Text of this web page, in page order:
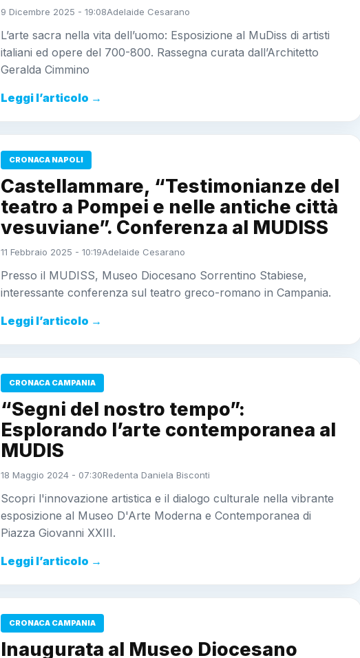
9 Dicembre 2025 - 19:08Adelaide Cesarano
L’arte sacra nella vita dell’uomo: Esposizione al MuDiss di artisti
italiani ed opere del 700-800. Rassegna curata dall’Architetto
Geralda Cimmino
Leggi l’articolo →
CRONACA NAPOLI
Castellammare, “Testimonianze del
teatro a Pompei e nelle antiche città
vesuviane”. Conferenza al MUDISS
11 Febbraio 2025 - 10:19Adelaide Cesarano
Presso il MUDISS, Museo Diocesano Sorrentino Stabiese,
interessante conferenza sul teatro greco-romano in Campania.
Leggi l’articolo →
CRONACA CAMPANIA
“Segni del nostro tempo”:
Esplorando l’arte contemporanea al
MUDIS
18 Maggio 2024 - 07:30Redenta Daniela Bisconti
Scopri l'innovazione artistica e il dialogo culturale nella vibrante
esposizione al Museo D'Arte Moderna e Contemporanea di
Piazza Giovanni XXIII.
Leggi l’articolo →
CRONACA CAMPANIA
Inaugurata al Museo Diocesano